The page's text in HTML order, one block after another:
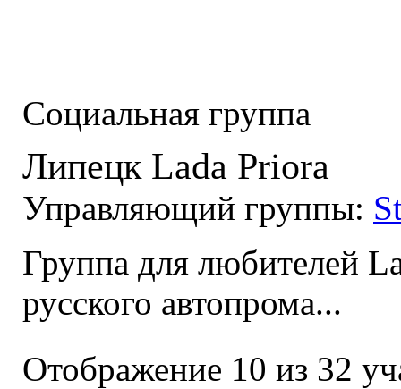
Социальная группа
Липецк Lada Priora
Управляющий группы:
Группа для любителей
русского автопрома...
Отображение 10 из 32